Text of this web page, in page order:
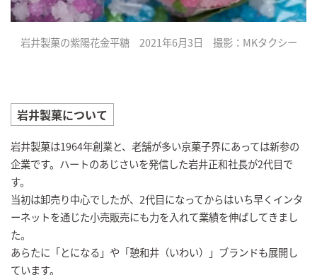
岩井製菓の紫陽花金平糖 2021年6月3日 撮影：MKタクシー
岩井製菓について
岩井製菓は1964年創業と、老舗が多い京菓子界にあっては新参の
企業です。ハートのあじさいを発信した岩井正和社長が2代目で
す。
当初は卸売り中心でしたが、2代目になってからはいち早くインタ
ーネットを通じた小売販売にも力を入れて業績を伸ばしてきまし
た。
あらたに「とになる」や「憩和井（いわい）」ブランドも展開し
ています。